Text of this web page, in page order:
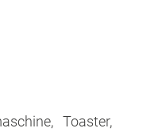
Toaster,